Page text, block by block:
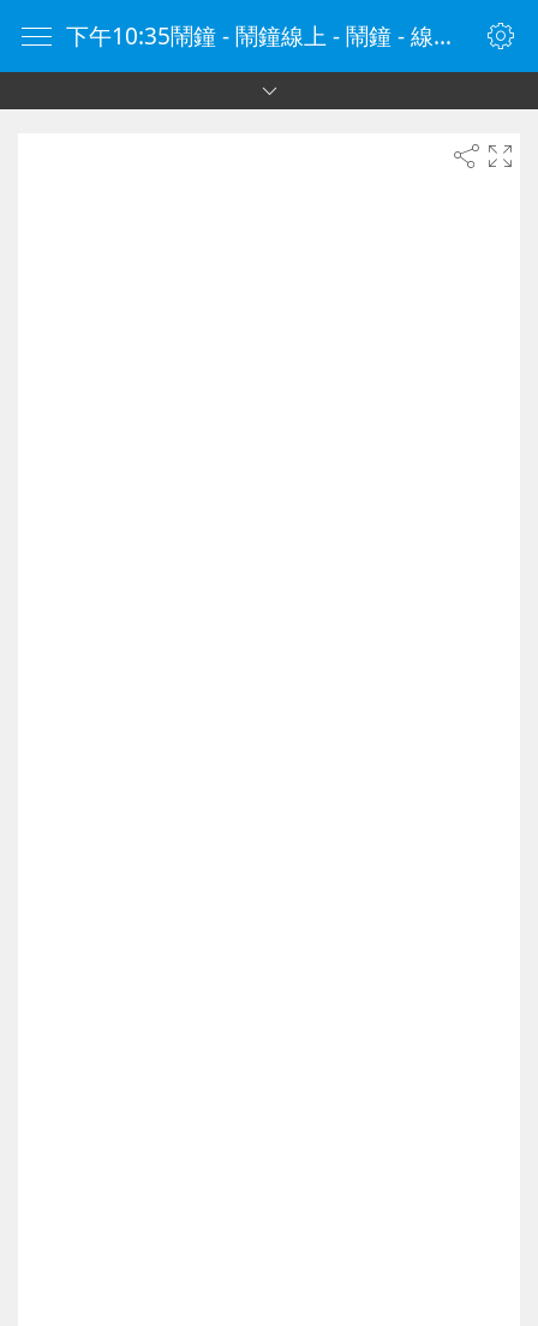
下午10:35鬧鐘 - 鬧鐘線上 - 鬧鐘 - 線上鬧鐘 - 在線鬧鐘 - 鬧鐘在線 - naozhong.tw